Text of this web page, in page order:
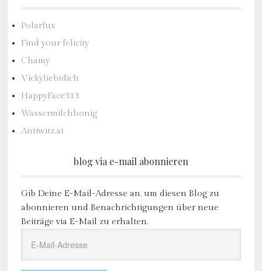
Polarfux
Find your felicity
Chamy
Vickyliebtdich
HappyFace313
Wassermilchhonig
Antiwitz.at
blog via e-mail abonnieren
Gib Deine E-Mail-Adresse an, um diesen Blog zu
abonnieren und Benachrichtigungen über neue
Beiträge via E-Mail zu erhalten.
Mail-
Adresse